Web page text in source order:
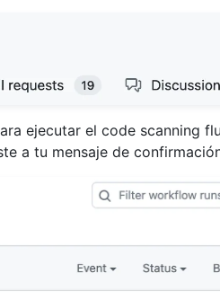
ejecutar el code scanning
a tu mensaje de